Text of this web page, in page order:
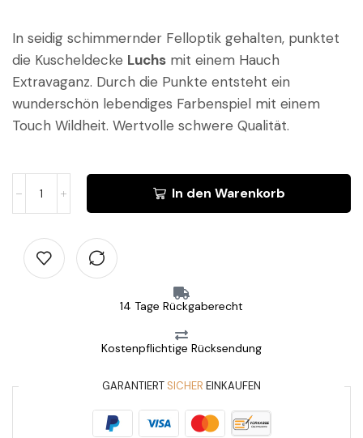
In seidig schimmernder Felloptik gehalten, punktet
die Kuscheldecke Luchs mit einem Hauch
Extravaganz. Durch die Punkte entsteht ein
wunderschön lebendiges Farbenspiel mit einem
Touch Wildheit. Wertvolle schwere Qualität.
In den Warenkorb
14 Tage Rückgaberecht
Kostenpflichtige Rücksendung
GARANTIERT SICHER EINKAUFEN